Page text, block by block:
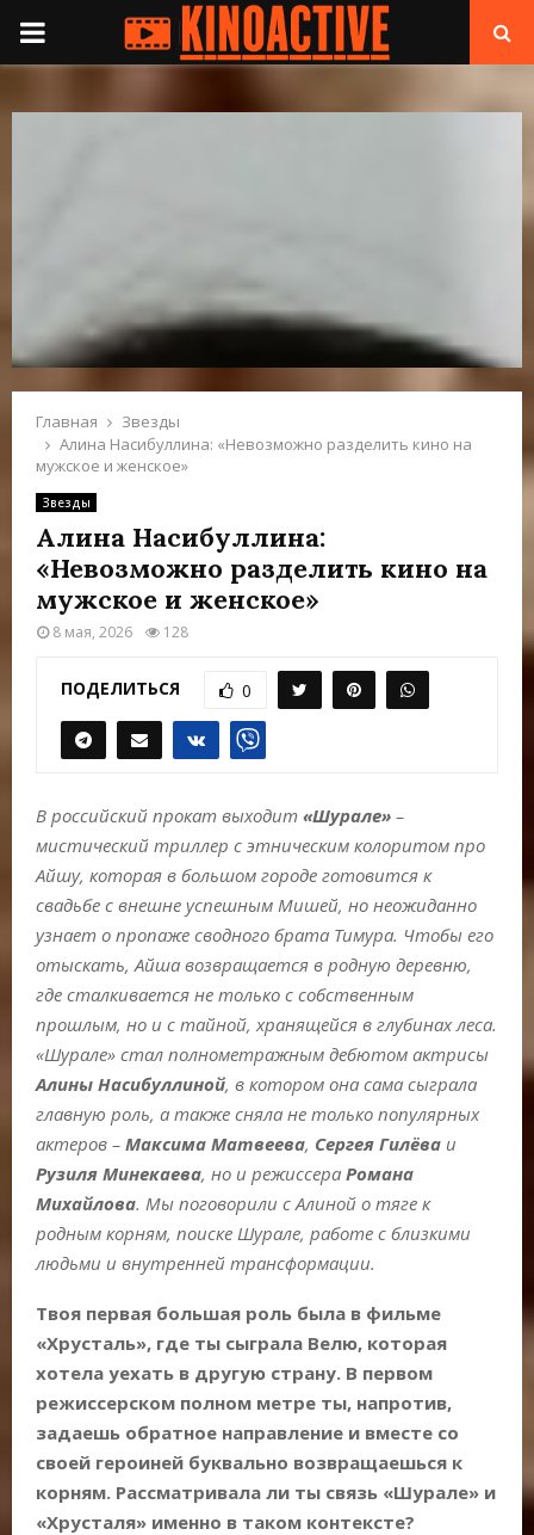
П
Ч
Н
О
М
Ю
Главная
Звезды
Алина Насибуллина: «Невозможно разделить кино на
мужское и женское»
Звезды
Алина Насибуллина:
«Невозможно разделить кино на
мужское и женское»
8 мая, 2026 128
ПОДЕЛИТЬСЯ 0
В российский прокат выходит «Шурале» –
мистический триллер с этническим колоритом про
Айшу, которая в большом городе готовится к
свадьбе с внешне успешным Мишей, но неожиданно
узнает о пропаже сводного брата Тимура. Чтобы его
отыскать, Айша возвращается в родную деревню,
где сталкивается не только с собственным
прошлым, но и с тайной, хранящейся в глубинах леса.
«Шурале» стал полнометражным дебютом актрисы
Алины Насибуллиной, в котором она сама сыграла
главную роль, а также сняла не только популярных
актеров – Максима Матвеева, Сергея Гилёва и
Рузиля Минекаева, но и режиссера Романа
Михайлова. Мы поговорили с Алиной о тяге к
родным корням, поиске Шурале, работе с близкими
людьми и внутренней трансформации.
Твоя первая большая роль была в фильме
«Хрусталь», где ты сыграла Велю, которая
хотела уехать в другую страну. В первом
режиссерском полном метре ты, напротив,
задаешь обратное направление и вместе со
своей героиней буквально возвращаешься к
корням. Рассматривала ли ты связь «Шурале» и
«Хрусталя» именно в таком контексте?